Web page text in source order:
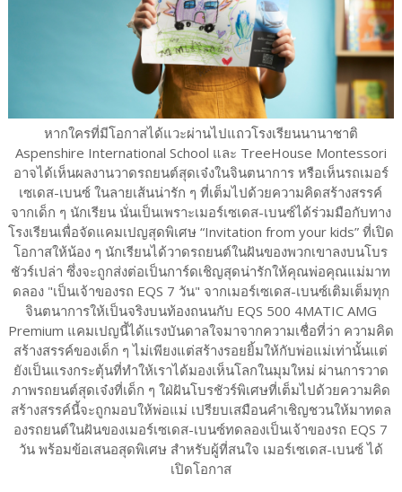
หากใครที่มีโอกาสได้แวะผ่านไปแถวโรงเรียนนานาชาติ
Aspenshire International School และ TreeHouse Montessori
อาจได้เห็นผลงานวาดรถยนต์สุดเจ๋งในจินตนาการ หรือเห็นรถเมอร์
เซเดส-เบนซ์ ในลายเส้นน่ารัก ๆ ที่เต็มไปด้วยความคิดสร้างสรรค์
จากเด็ก ๆ นักเรียน นั่นเป็นเพราะเมอร์เซเดส-เบนซ์ได้ร่วมมือกับทาง
โรงเรียนเพื่อจัดแคมเปญสุดพิเศษ “Invitation from your kids” ที่เปิด
โอกาสให้น้อง ๆ นักเรียนได้วาดรถยนต์ในฝันของพวกเขาลงบนโบร
ชัวร์เปล่า ซึ่งจะถูกส่งต่อเป็นการ์ดเชิญสุดน่ารักให้คุณพ่อคุณแม่มาท
ดลอง "เป็นเจ้าของรถ EQS 7 วัน" จากเมอร์เซเดส-เบนซ์เติมเต็มทุก
จินตนาการให้เป็นจริงบนท้องถนนกับ EQS 500 4MATIC AMG
Premium แคมเปญนี้ได้แรงบันดาลใจมาจากความเชื่อที่ว่า ความคิด
สร้างสรรค์ของเด็ก ๆ ไม่เพียงแต่สร้างรอยยิ้มให้กับพ่อแม่เท่านั้นแต่
ยังเป็นแรงกระตุ้นที่ทำให้เราได้มองเห็นโลกในมุมใหม่ ผ่านการวาด
ภาพรถยนต์สุดเจ๋งที่เด็ก ๆ ใฝ่ฝันโบรชัวร์พิเศษที่เต็มไปด้วยความคิด
สร้างสรรค์นี้จะถูกมอบให้พ่อแม่ เปรียบเสมือนคำเชิญชวนให้มาทดล
องรถยนต์ในฝันของเมอร์เซเดส-เบนซ์ทดลองเป็นเจ้าของรถ EQS 7
วัน พร้อมข้อเสนอสุดพิเศษ สำหรับผู้ที่สนใจ เมอร์เซเดส-เบนซ์ ได้
เปิดโอกาส